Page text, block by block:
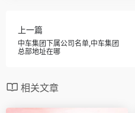
上一篇
中车集团下属公司名单,中车集团
总部地址在哪
相关文章